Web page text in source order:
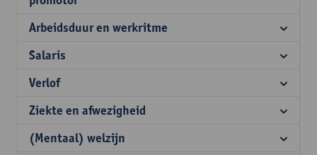
Arbeidsduur en werkritme
Salaris
Verlof
Ziekte en afwezigheid
(Mentaal) welzijn